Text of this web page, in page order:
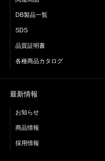
DB製品一覧
SDS
品質証明書
各種商品カタログ
最新情報
お知らせ
商品情報
採用情報